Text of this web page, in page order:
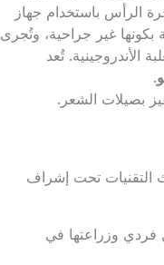
الرأس باستخدام جهاز
بكونها غير جراحية، وتُجرى
الأندروجينية. تُعد
.
بصيلات الشعر.
التقنيات تحت إشراف
فردي وزراعتها في